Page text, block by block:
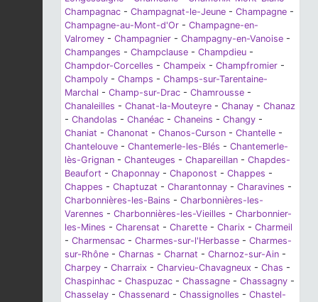
Champagnac - Champagnat-le-Jeune - Champagne -
Champagne-au-Mont-d'Or - Champagne-en-
Valromey - Champagnier - Champagny-en-Vanoise -
Champanges - Champclause - Champdieu -
Champdor-Corcelles - Champeix - Champfromier -
Champoly - Champs - Champs-sur-Tarentaine-
Marchal - Champ-sur-Drac - Chamrousse -
Chanaleilles - Chanat-la-Mouteyre - Chanay - Chanaz
- Chandolas - Chanéac - Chaneins - Changy -
Chaniat - Chanonat - Chanos-Curson - Chantelle -
Chantelouve - Chantemerle-les-Blés - Chantemerle-
lès-Grignan - Chanteuges - Chapareillan - Chapdes-
Beaufort - Chaponnay - Chaponost - Chappes -
Chappes - Chaptuzat - Charantonnay - Charavines -
Charbonnières-les-Bains - Charbonnières-les-
Varennes - Charbonnières-les-Vieilles - Charbonnier-
les-Mines - Charensat - Charette - Charix - Charmeil
- Charmensac - Charmes-sur-l'Herbasse - Charmes-
sur-Rhône - Charnas - Charnat - Charnoz-sur-Ain -
Charpey - Charraix - Charvieu-Chavagneux - Chas -
Chaspinhac - Chaspuzac - Chassagne - Chassagny -
Chasselay - Chassenard - Chassignolles - Chastel-